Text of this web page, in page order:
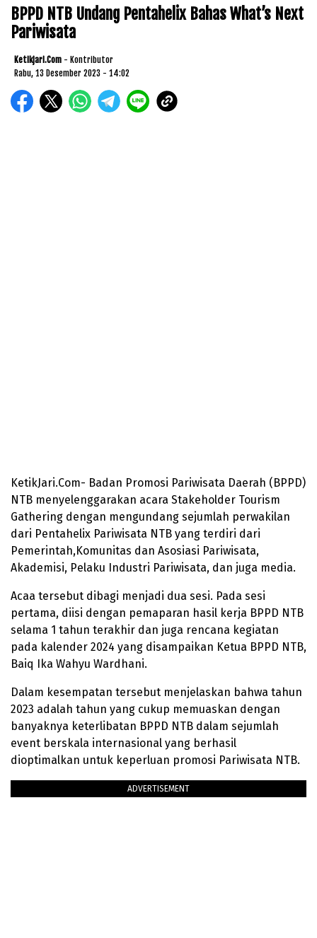
BPPD NTB Undang Pentahelix Bahas What’s Next
Pariwisata
Ketikjari.com - Kontributor
Rabu, 13 Desember 2023 - 14:02
KetikJari.Com- Badan Promosi Pariwisata Daerah (BPPD)
NTB menyelenggarakan acara Stakeholder Tourism
Gathering dengan mengundang sejumlah perwakilan
dari Pentahelix Pariwisata NTB yang terdiri dari
Pemerintah,Komunitas dan Asosiasi Pariwisata,
Akademisi, Pelaku Industri Pariwisata, dan juga media.
Acaa tersebut dibagi menjadi dua sesi. Pada sesi
pertama, diisi dengan pemaparan hasil kerja BPPD NTB
selama 1 tahun terakhir dan juga rencana kegiatan
pada kalender 2024 yang disampaikan Ketua BPPD NTB,
Baiq Ika Wahyu Wardhani.
Dalam kesempatan tersebut menjelaskan bahwa tahun
2023 adalah tahun yang cukup memuaskan dengan
banyaknya keterlibatan BPPD NTB dalam sejumlah
event berskala internasional yang berhasil
dioptimalkan untuk keperluan promosi Pariwisata NTB.
ADVERTISEMENT